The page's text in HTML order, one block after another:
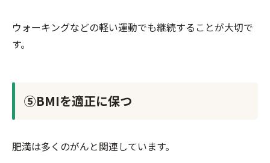
ウォーキングなどの軽い運動でも継続することが大切で
す。
⑤BMIを適正に保つ
肥満は多くのがんと関連しています。